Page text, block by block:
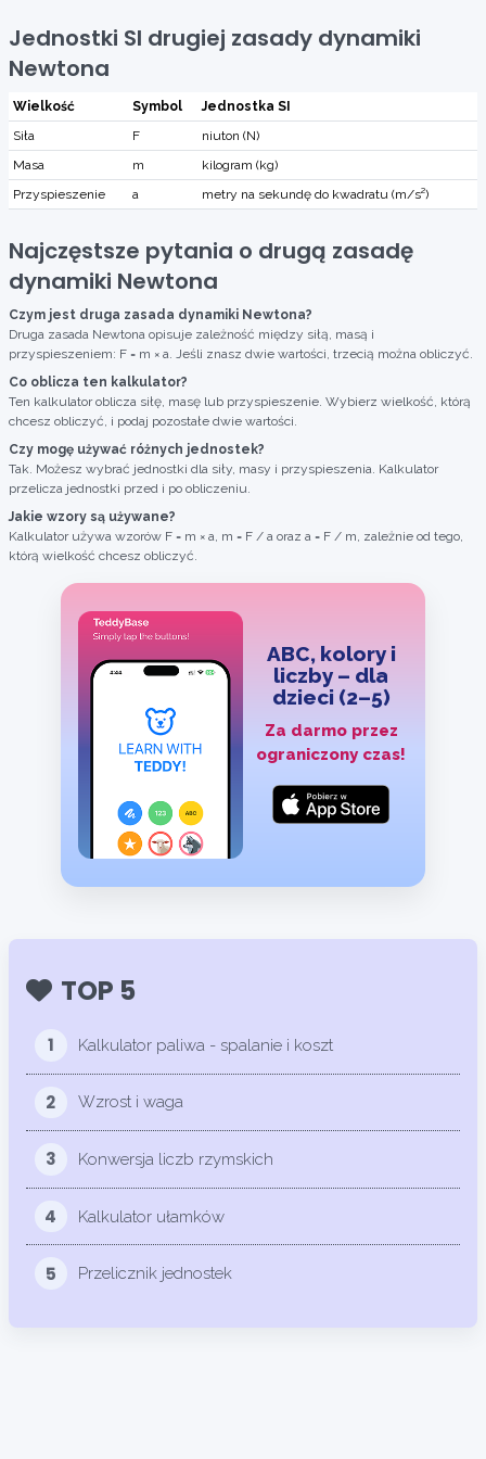
Jednostki SI drugiej zasady dynamiki
Newtona
Wielkość Symbol
Jednostka SI
Siła
F
niuton (N)
Masa
m
kilogram (kg)
Przyspieszenie
a metry na sekundę do kwadratu (m/s²)
Najczęstsze pytania o drugą zasadę
dynamiki Newtona
Czym jest druga zasada dynamiki Newtona?
Druga zasada Newtona opisuje zależność między siłą, masą i
przyspieszeniem: F = m × a. Jeśli znasz dwie wartości, trzecią można obliczyć.
Co oblicza ten kalkulator?
Ten kalkulator oblicza siłę, masę lub przyspieszenie. Wybierz wielkość, którą
chcesz obliczyć, i podaj pozostałe dwie wartości.
Czy mogę używać różnych jednostek?
Tak. Możesz wybrać jednostki dla siły, masy i przyspieszenia. Kalkulator
przelicza jednostki przed i po obliczeniu.
Jakie wzory są używane?
Kalkulator używa wzorów F = m × a, m = F / a oraz a = F / m, zależnie od tego,
którą wielkość chcesz obliczyć.
ABC, kolory i
liczby – dla
dzieci (2–5)
Za darmo przez
ograniczony czas!
TOP 5
1 Kalkulator paliwa - spalanie i koszt
2 Wzrost i waga
3 Konwersja liczb rzymskich
4 Kalkulator ułamków
5 Przelicznik jednostek